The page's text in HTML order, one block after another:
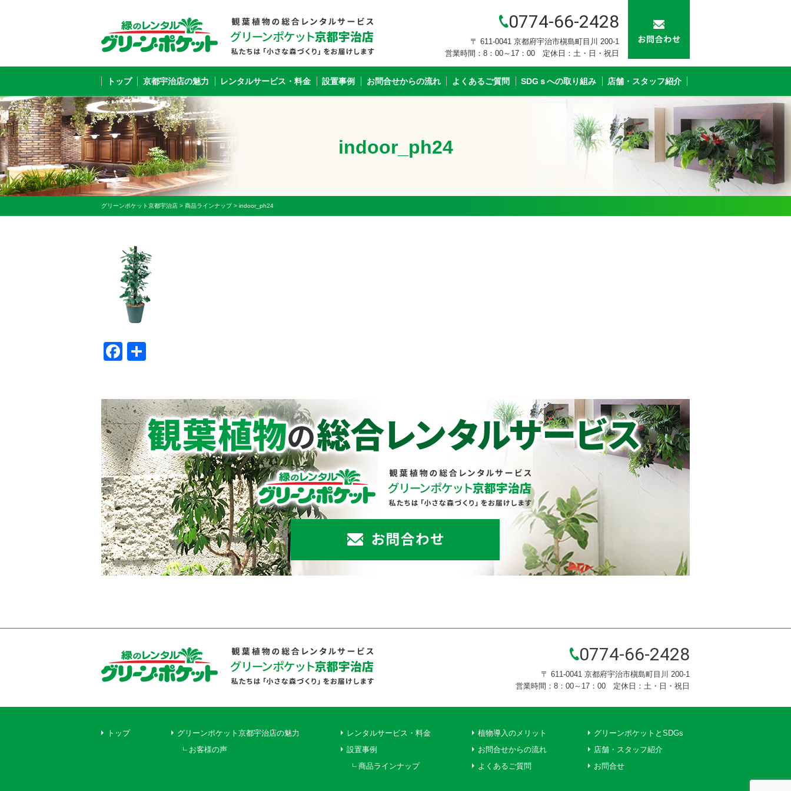
0774-66-2428
〒 611-0041 京都府宇治市槇島町目川 200-1
営業時間：8：00～17：00 定休日：土・日・祝日
トップ 京都宇治店の魅力 レンタルサービス・料金 設置事例 お問合せからの流れ よくあるご質問 SDGｓへの取り組み 店舗・スタッフ紹介
indoor_ph24
グリーンポケット京都宇治店 > 商品ラインナップ> indoor_ph24
Facebook
0774-66-2428
〒 611-0041 京都府宇治市槇島町目川 200-1
営業時間：8：00～17：00 定休日：土・日・祝日
トップ
グリーンポケット京都宇治店の魅力
お客様の声
レンタルサービス・料金
設置事例
商品ラインナップ
植物導入のメリット
お問合せからの流れ
よくあるご質問
グリーンポケットとSDGs
店舗・スタッフ紹介
お問合せ